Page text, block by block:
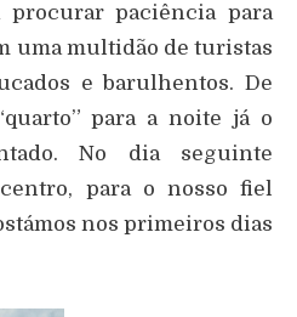
paciência para
uma multidão de turistas
e barulhentos. De
para a noite já o
No dia seguinte
para o nosso fiel
nos primeiros dias